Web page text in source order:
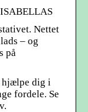
Nettet
– og
på
hjælpe dig i
fordele. Se